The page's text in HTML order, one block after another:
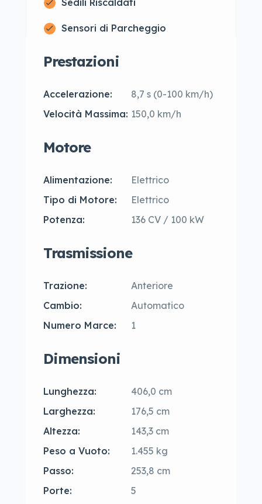
Sedili Riscaldati
Sensori di Parcheggio
Prestazioni
Accelerazione:
8,7 s (0-100 km/h)
Velocità Massima: 150,0 km/h
Motore
Alimentazione:
Elettrico
Tipo di Motore:
Elettrico
Potenza:
136 CV / 100 kW
Trasmissione
Trazione:
Anteriore
Cambio:
Automatico
Numero Marce:
1
Dimensioni
Lunghezza:
406,0 cm
Larghezza:
176,5 cm
Altezza:
143,3 cm
Peso a Vuoto:
1.455 kg
Passo:
253,8 cm
Porte:
5